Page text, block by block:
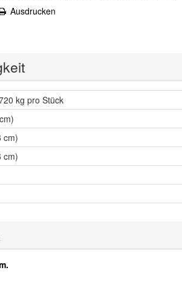
Ausdrucken
kg pro Stück
cm)
cm)